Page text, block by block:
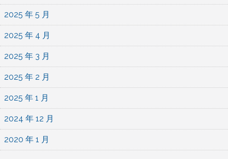
2025 年 5 月
2025 年 4 月
2025 年 3 月
2025 年 2 月
2025 年 1 月
2024 年 12 月
2020 年 1 月